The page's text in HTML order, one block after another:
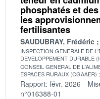
phosphatés et
les
fertilisantes
SAUDUBRAY, Frédéric
INSPECTION GENERALE DE
DEVELOPPEMENT DURABLE
CONSEIL GENERAL DE
ESPACES RURAUX (CGAAER)
Rapport: févr. 2026
n°016388-01